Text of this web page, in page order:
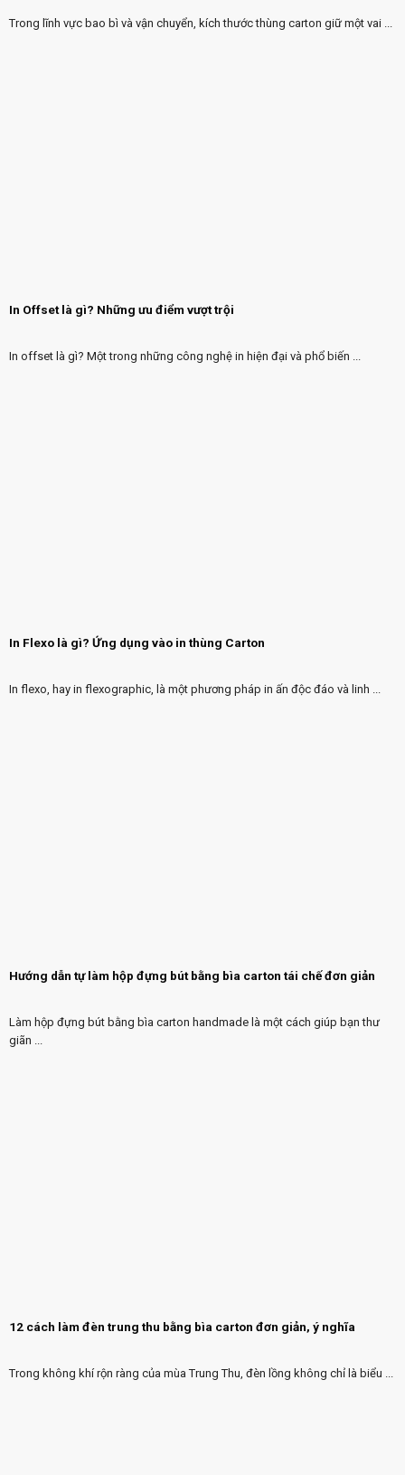
Trong lĩnh vực bao bì và vận chuyển, kích thước thùng carton giữ một vai ...
In Offset là gì? Những ưu điểm vượt trội
In offset là gì? Một trong những công nghệ in hiện đại và phổ biến ...
In Flexo là gì? Ứng dụng vào in thùng Carton
In flexo, hay in flexographic, là một phương pháp in ấn độc đáo và linh ...
Hướng dẫn tự làm hộp đựng bút bằng bìa carton tái chế đơn giản
Làm hộp đựng bút bằng bìa carton handmade là một cách giúp bạn thư
giãn ...
12 cách làm đèn trung thu bằng bìa carton đơn giản, ý nghĩa
Trong không khí rộn ràng của mùa Trung Thu, đèn lồng không chỉ là biểu ...